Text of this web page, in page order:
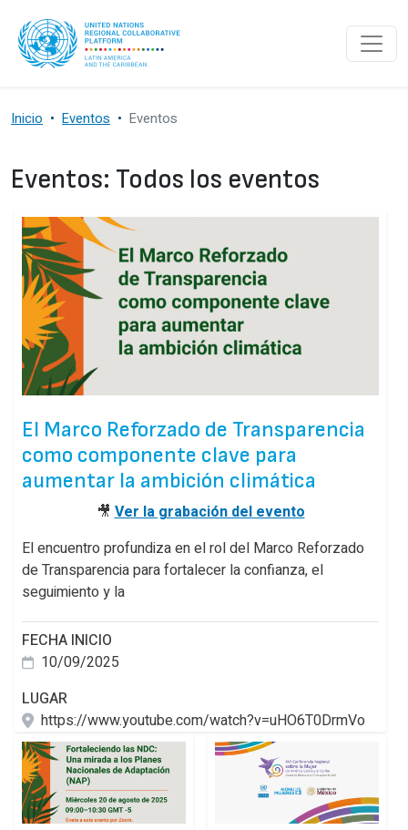
Inicio Eventos Eventos
Eventos: Todos los eventos
El Marco Reforzado de Transparencia
como componente clave para
aumentar la ambición climática
🎥Ver la grabación del evento
El encuentro profundiza en el rol del Marco Reforzado
de Transparencia para fortalecer la confianza, el
seguimiento y la
FECHA INICIO
10/09/2025
LUGAR
https://www.youtube.com/watch?v=uHO6T0DrmVo